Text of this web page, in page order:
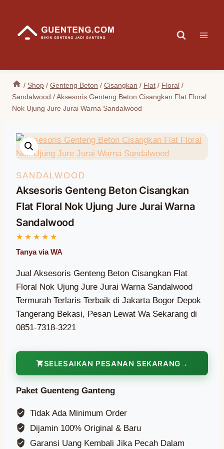
content
/ Shop / Genteng Beton / Cisangkan / Flat / Floral /
Sandalwood /Aksesoris Genteng Beton Cisangkan Flat Floral
Nok Ujung Jure Jurai Warna Sandalwood
SANDALWOOD
Aksesoris Genteng Beton Cisangkan
Flat Floral Nok Ujung Jure Jurai Warna
Sandalwood
Jual Aksesoris Genteng Beton Cisangkan Flat
Floral Nok Ujung Jure Jurai Warna Sandalwood
Termurah Terlaris Terbaik di Jakarta Bogor Depok
Tangerang Bekasi, Pesan Lewat Wa Sekarang di
0851-7318-3221
SELESAIKAN PESANAN SEKARANG
Paket Guenteng Ganteng
Tidak Ada Minimum Order
Dijamin 100% Original & Baru
Garansi Uang Kembali Jika Pecah Dalam